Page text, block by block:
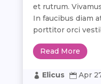
et rutrum.
In faucibus diam
porttitor orci
Read More
 Elicus  Apr